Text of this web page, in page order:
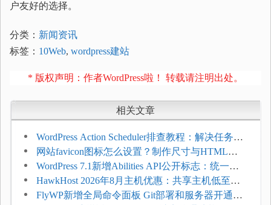
户友好的选择。
分类： 新闻资讯
标签： 10Web, wordpress建站
* 版权声明：作者WordPress啦！ 转载请注明出处。
相关文章
WordPress Action Scheduler排查教程：解决任务积
压和订单延迟
网站favicon图标怎么设置？制作尺寸与HTML添
加方法
WordPress 7.1新增Abilities API公开标志：统一支
持REST API、MCP与AI代理
HawkHost 2026年8月主机优惠：共享主机低至
$2.61/月，高性能主机同步折扣
FlyWP新增全局命令面板 Git部署和服务器开通更